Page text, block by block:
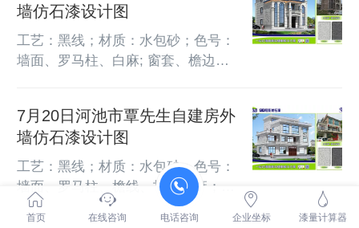
墙仿石漆设计图
工艺：黑线；材质：水包砂；色号：
墙面、罗马柱、白麻; 窗套、檐边、
7月20日河池市覃先生自建房外
墙仿石漆设计图
工艺：黑线；材质：水包砂；色号：
墙面、罗马柱、檐线、护栏白麻；色
号; 墙裙、柱脚东石白；分割层数：
首页 在线咨询 电话咨询 企业坐标 漆量计算器